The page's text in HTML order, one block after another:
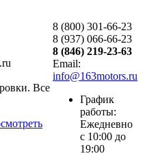
Все
8 (800) 301-66-23
8 (937) 066-66-23
8 (846) 219-23-63
Email:
info@163motors.ru
График
работы:
Ежедневно
с 10:00 до
19:00